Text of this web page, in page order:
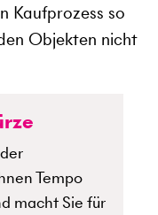
Kaufprozess so
Objekten nicht
Tempo
macht Sie für